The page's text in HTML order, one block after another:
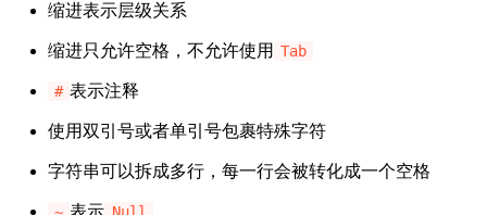
缩进表示层级关系
缩进只允许空格，不允许使用 Tab
# 表示注释
使用双引号或者单引号包裹特殊字符
字符串可以拆成多行，每一行会被转化成一个空格
表示